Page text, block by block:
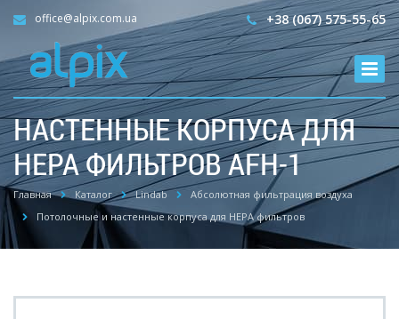
+38 (067) 575-55-65
office@alpix.com.ua
НАСТЕННЫЕ КОРПУСА ДЛЯ
HEPA ФИЛЬТРОВ AFH-1
Главная Каталог Lindab
Абсолютная фильтрация воздуха
Потолочные и настенные корпуса для HEPA фильтров